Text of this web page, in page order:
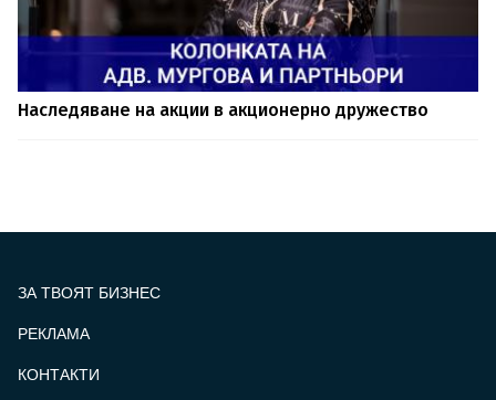
Наследяване на акции в акционерно дружество
ЗА ТВОЯТ БИЗНЕС
РЕКЛАМА
КОНТАКТИ